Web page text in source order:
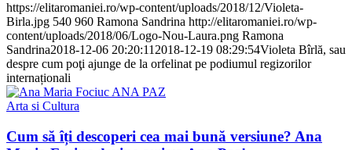
https://elitaromaniei.ro/wp-content/uploads/2018/12/Violeta-
Birla.jpg 540 960 Ramona Sandrina http://elitaromaniei.ro/wp-
content/uploads/2018/06/Logo-Nou-Laura.png Ramona
Sandrina2018-12-06 20:20:11 2018-12-19 08:29:54Violeta Bîrlă, sau
despre cum poţi ajunge de la orfelinat pe podiumul regizorilor
internaționali
Arta si Cultura
Cum să îți descoperi cea mai bună versiune? Ana